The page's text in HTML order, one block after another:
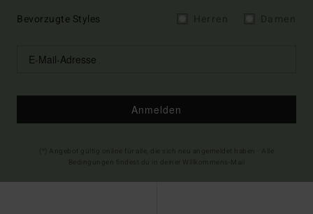
Bevorzugte Styles
Anmelden